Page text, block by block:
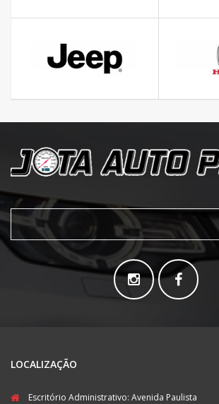
LOCALIZAÇÃO
Escritório Administrativo: Avenida Paulista